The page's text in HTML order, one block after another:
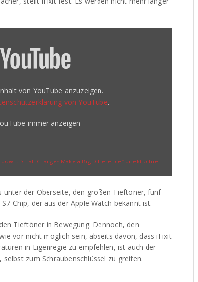
von YouTube anzuzeigen.
von YouTube.
immer anzeigen
Small Changes Make a Big Difference“ direkt öffnen
unter der Oberseite, den großen Tieftöner, fünf
Chip, der aus der Apple Watch bekannt ist.
Tieftöner in Bewegung. Dennoch, den
vor nicht möglich sein, abseits davon, dass iFixit
in Eigenregie zu empfehlen, ist auch der
zum Schraubenschlüssel zu greifen.